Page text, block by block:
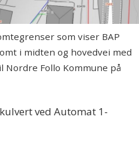
som viser BAP
i midten og hovedvei med
Nordre Follo Kommune på
ved Automat 1-